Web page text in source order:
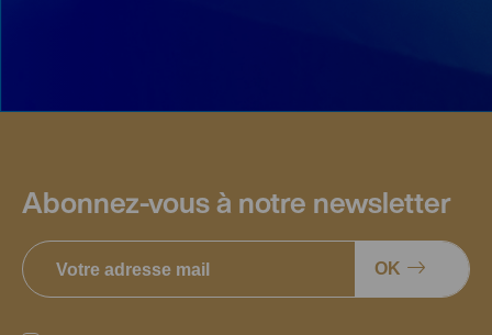
Abonnez-vous à notre newsletter
OK